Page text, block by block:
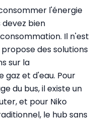
l'énergie
bien
Il n'est
des solutions
sur la
et d'eau. Pour
du bus, il existe un
et pour Niko
le hub sans